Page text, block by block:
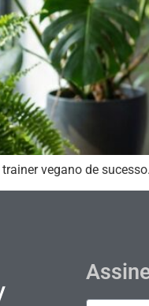
vegano de